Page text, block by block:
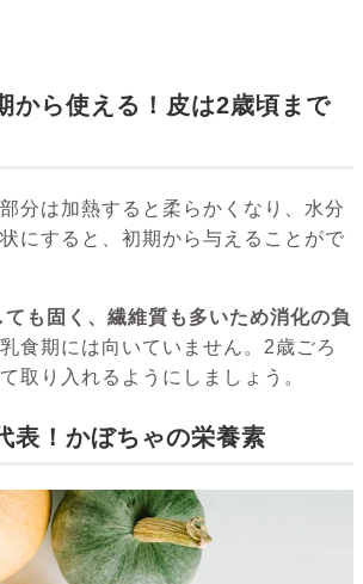
から使える！皮は2歳頃まで
分は加熱すると柔らかくなり、水分
にすると、初期から与えることがで
ても固く、繊維質も多いため消化の負
食期には向いていません。2歳ごろ
取り入れるようにしましょう。
表！かぼちゃの栄養素